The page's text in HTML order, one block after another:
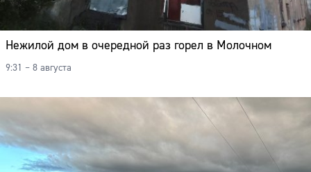
Нежилой дом в очередной раз горел в Молочном
9:31 – 8 августа